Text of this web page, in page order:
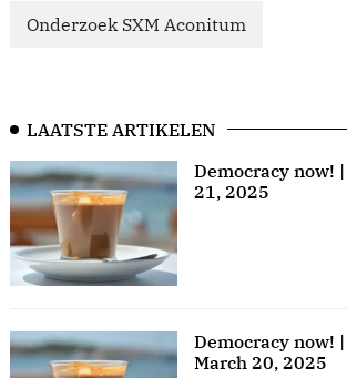
Onderzoek SXM Aconitum
LAATSTE ARTIKELEN
Democracy now!
21, 2025
Democracy now!
March 20, 2025